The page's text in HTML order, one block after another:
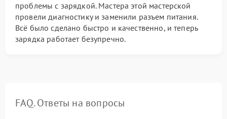
проблемы с зарядкой. Мастера этой мастерской
провели диагностику и заменили разъем питания.
Всё было сделано быстро и качественно, и теперь
зарядка работает безупречно.
FAQ. Ответы на вопросы